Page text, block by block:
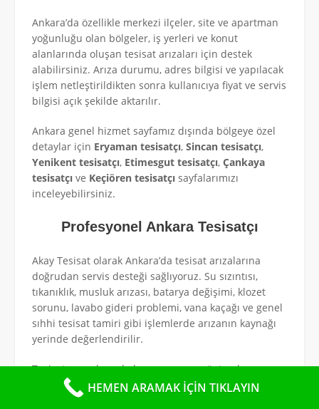
Ankara’da özellikle merkezi ilçeler, site ve apartman
yoğunluğu olan bölgeler, iş yerleri ve konut
alanlarında oluşan tesisat arızaları için destek
alabilirsiniz. Arıza durumu, adres bilgisi ve yapılacak
işlem netleştirildikten sonra kullanıcıya fiyat ve servis
bilgisi açık şekilde aktarılır.
Ankara genel hizmet sayfamız dışında bölgeye özel
detaylar için Eryaman tesisatçı, Sincan tesisatçı,
Yenikent tesisatçı, Etimesgut tesisatçı, Çankaya
tesisatçı ve Keçiören tesisatçı sayfalarımızı
inceleyebilirsiniz.
Profesyonel Ankara Tesisatçı
Akay Tesisat olarak Ankara’da tesisat arızalarına
doğrudan servis desteği sağlıyoruz. Su sızıntısı,
tıkanıklık, musluk arızası, batarya değişimi, klozet
sorunu, lavabo gideri problemi, vana kaçağı ve genel
sıhhi tesisat tamiri gibi işlemlerde arızanın kaynağı
yerinde değerlendirilir.
Tesisat sorunlarında her arıza aynı yöntemle
çözülmez. Bu nedenle önce sorunun temiz su
hattından mı, gider hattından mı, bağlantı
HEMEN ARAMAK İÇİN TIKLAYIN